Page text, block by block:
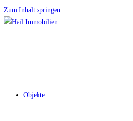
Zum Inhalt springen
Objekte